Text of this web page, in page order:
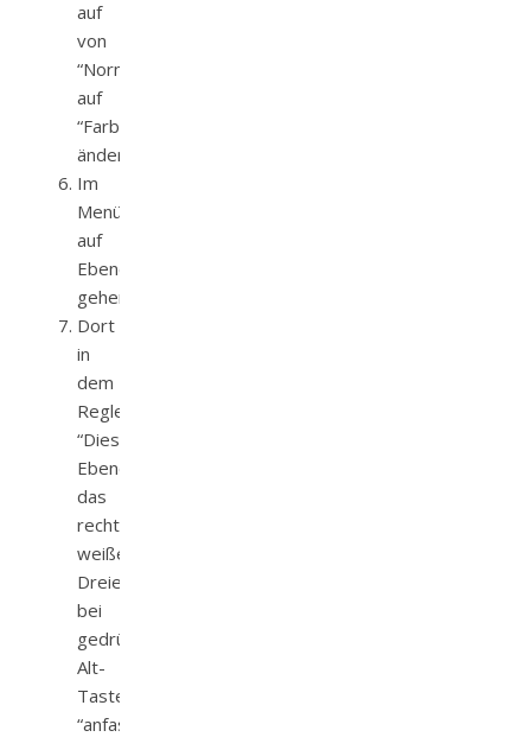
auf
von
“Normal”
auf
“Farbe”
ändern
Im
Menü
auf
Ebene>Ebenenstil>Fülloptionen
gehen
Dort
in
dem
Reglerfeld
“Diese
Ebene”
das
rechte
weiße
Dreieck
bei
gedrückter
Alt-
Taste
“anfassen”